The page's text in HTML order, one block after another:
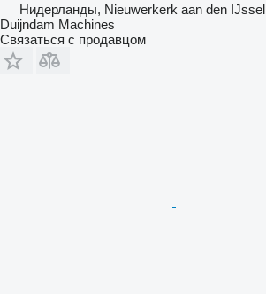
Нидерланды, Nieuwerkerk aan den IJssel
Duijndam Machines
Связаться с продавцом